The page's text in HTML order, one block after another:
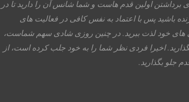
برداشتن اولین قدم هاست و شما شانس آن را دارید تا در
باشید پس با اعتماد به نفس کافی در فعالیت های
های خود لذت ببرید. در چنین روزی شادی سهم شماست،
اخیرا فردی نظر شما را به خود جلب کرده است، از
جلو بگذارید.